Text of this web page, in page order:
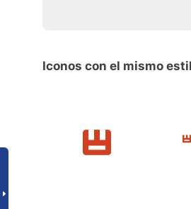
Iconos con el mismo